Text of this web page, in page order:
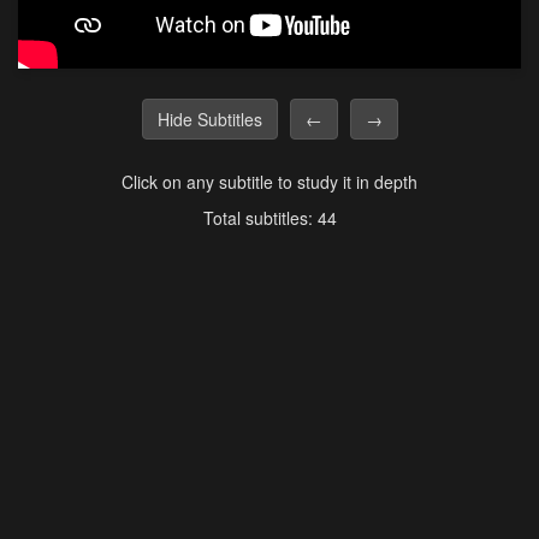
Hide Subtitles ← →
Click on any subtitle to study it in depth
Total subtitles: 44